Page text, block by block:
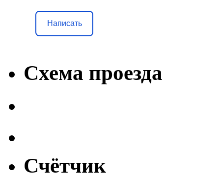
Написать
Схема проезда
Счётчик